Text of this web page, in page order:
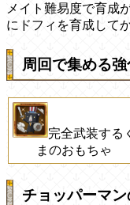
メイト難易度で育成
にドフィを育成して
周回で集める
完全武装する
まのおもちゃ
チョッパーマ